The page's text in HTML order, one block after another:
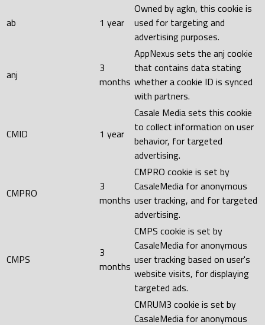
ab 1 year
Owned by agkn, this cookie is
used for targeting and
advertising purposes.
anj
3
months
AppNexus sets the anj cookie
that contains data stating
whether a cookie ID is synced
with partners.
CMID 1 year
Casale Media sets this cookie
to collect information on user
behavior, for targeted
advertising.
CMPRO
3
months
CMPRO cookie is set by
CasaleMedia for anonymous
user tracking, and for targeted
advertising.
CMPS
3
months
CMPS cookie is set by
CasaleMedia for anonymous
user tracking based on user's
website visits, for displaying
targeted ads.
CMRUM3 cookie is set by
CasaleMedia for anonymous